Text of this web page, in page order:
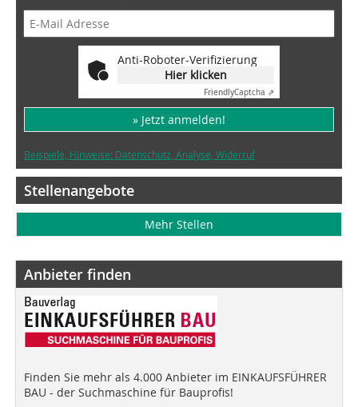
Anti-Roboter-Verifizierung
Hier klicken
FriendlyCaptcha ⇗
» Jetzt anmelden!
Beispiele, Hinweise: Datenschutz, Analyse, Widerruf
Stellenangebote
Mehr Stellen
Anbieter finden
Finden Sie mehr als 4.000 Anbieter im EINKAUFSFÜHRER
BAU - der Suchmaschine für Bauprofis!